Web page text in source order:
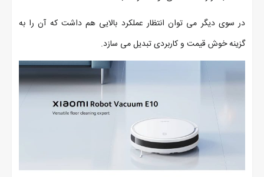
در سوی دیگر می توان انتظار عملکرد بالایی هم داشت که آن را به
گزینه خوش قیمت و کاربردی تبدیل می سازد.